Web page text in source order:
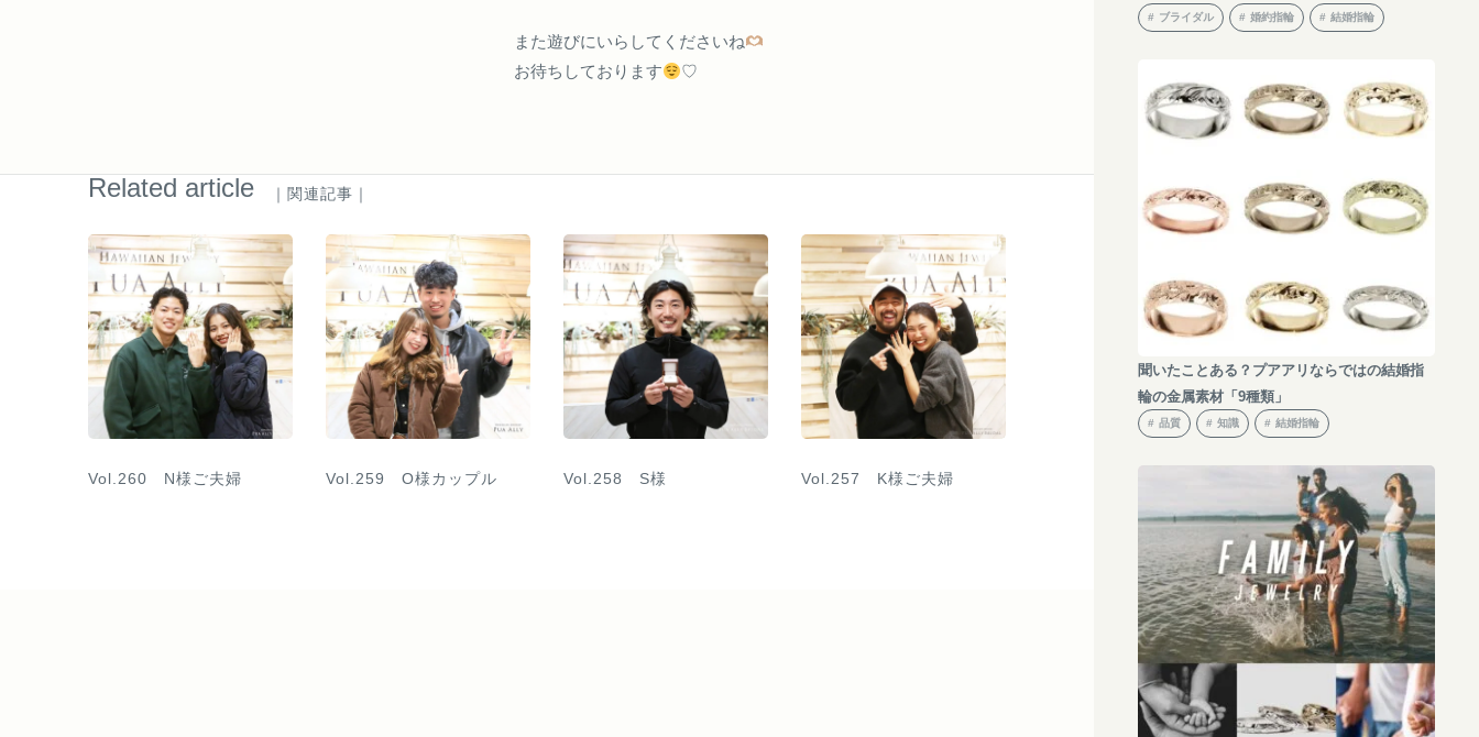
また遊びにいらしてくださいね
お待ちしております
♡
Related article ｜関連記事｜
Vol.260 N様ご夫婦 Vol.259 O様カップル Vol.258 S様 Vol.257 K様ご夫婦
ブライダル 婚約指輪 結婚指輪
聞いたことある？プアアリならではの結婚指
輪の金属素材「9種類」
品質 知識 結婚指輪